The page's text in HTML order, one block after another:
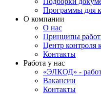
Программы для
О компании
О нас
Принципы
Центр контроля
Контакты
Работа у нас
«ЭЛКОД» -
Вакансии
Контакты